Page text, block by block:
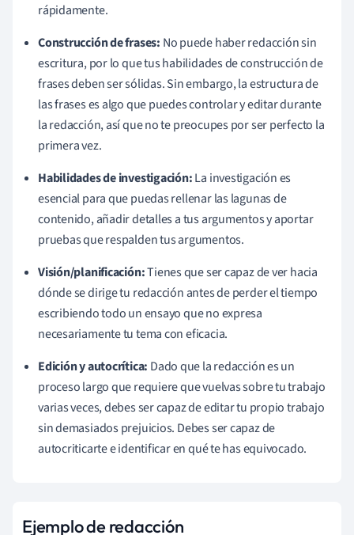
rápidamente.
Construcción de frases: No puede haber redacción sin
escritura, por lo que tus habilidades de construcción de
frases deben ser sólidas. Sin embargo, la estructura de
las frases es algo que puedes controlar y editar durante
la redacción, así que no te preocupes por ser perfecto la
primera vez.
Habilidades de investigación:La investigación es
esencial para que puedas rellenar las lagunas de
contenido, añadir detalles a tus argumentos y aportar
pruebas que respalden tus argumentos.
Visión/planificación:Tienes que ser capaz de ver hacia
dónde se dirige tu redacción antes de perder el tiempo
escribiendo todo un ensayo que no expresa
necesariamente tu tema con eficacia.
Edicióny autocrítica: Dado que la redacción es un
proceso largo que requiere que vuelvas sobre tu trabajo
varias veces, debes ser capaz de editar tu propio trabajo
sin demasiados prejuicios. Debes ser capaz de
autocriticarte e identificar en qué te has equivocado.
Ejemplo de redacción